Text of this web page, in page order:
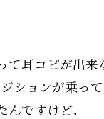
て耳コピが出来
ションが乗っ
ですけど、